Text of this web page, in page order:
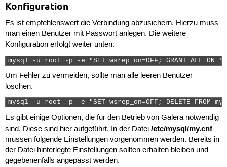
Konfiguration
Es ist empfehlenswert die Verbindung abzusichern. Hierzu muss
man einen Benutzer mit Passwort anlegen. Die weitere
Konfiguration erfolgt weiter unten.
mysql -u root -p -e "SET wsrep_on=OFF; GRANT ALL ON *.*
Um Fehler zu vermeiden, sollte man alle leeren Benutzer
löschen:
mysql -u root -p -e "SET wsrep_on=OFF; DELETE FROM
Es gibt einige Optionen, die für den Betrieb von Galera notwendig
sind. Diese sind hier aufgeführt. In der Datei /etc/mysql/my.cnf
müssen folgende Einstellungen vorgenommen werden. Bereits in
der Datei hinterlegte Einstellungen sollten erhalten bleiben und
gegebenenfalls angepasst werden: